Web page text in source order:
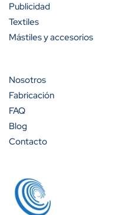
Cantidad
A partir de 200 unidades
Publicidad
Textiles
Mástiles y accesorios
Nosotros
Fabricación
FAQ
Blog
Contacto